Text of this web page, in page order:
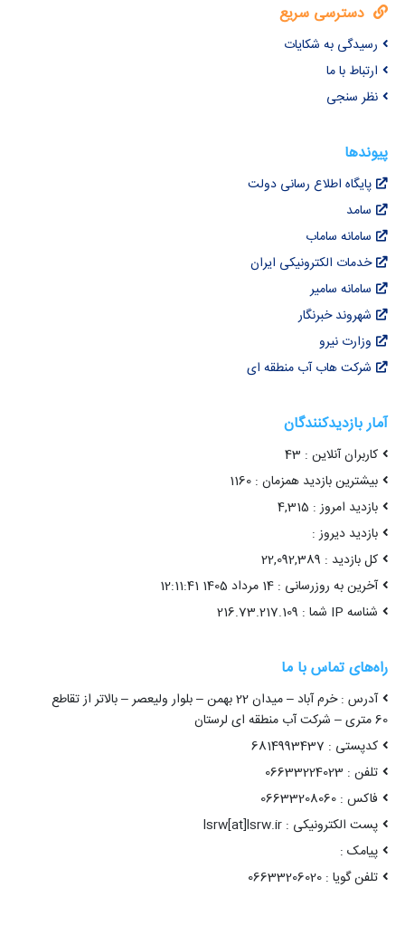
دسترسی سریع
رسیدگی به شکایات
ارتباط با ما
نظر سنجی
پیوندها
پایگاه اطلاع رسانی دولت
سامد
سامانه ساماب
خدمات الکترونیکی ایران
سامانه سامیر
شهروند خبرنگار
وزارت نیرو
شرکت هاب آب منطقه ای
آمار بازدیدکنندگان
کاربران آنلاین : 43
بیشترین بازدید همزمان : 1160
بازدید امروز : 4,315
بازدید دیروز :
کل بازدید : 22,092,389
آخرین به روزرسانی : 14 مرداد 1405 12:11:41
شناسه IP شما : 216.73.217.109
راه‌های تماس با ما
آدرس : خرم آباد – میدان 22 بهمن – بلوار ولیعصر – بالاتر از تقاطع
60 متری – شرکت آب منطقه ای لرستان
کدپستی : 6814993437
تلفن : 06633224023
فاکس : 06633208060
پست الکترونیکی : lsrw[at]lsrw.ir
پیامک :
تلفن گویا : 06633206020